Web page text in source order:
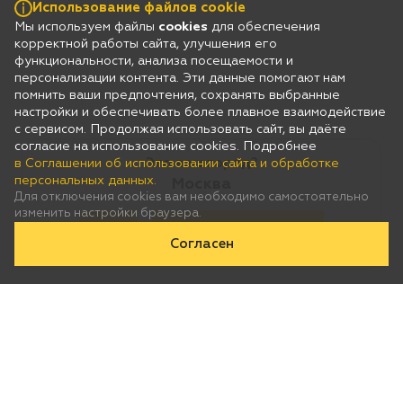
Это ваш город?
Использование файлов cookie
Мы используем файлы cookies для обеспечения
корректной работы сайта, улучшения его
функциональности, анализа посещаемости и
персонализации контента. Эти данные помогают нам
помнить ваши предпочтения, сохранять выбранные
настройки и обеспечивать более плавное взаимодействие
с сервисом. Продолжая использовать сайт, вы даёте
согласие на использование cookies. Подробнее
в Соглашении об использовании сайта и обработке
персональных данных.
Для отключения cookies вам необходимо самостоятельно
изменить настройки браузера.
Согласен